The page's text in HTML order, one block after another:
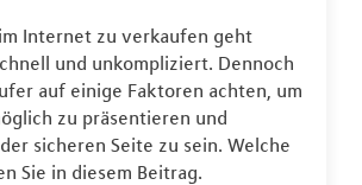
Internet zu verkaufen geht
und unkompliziert. Dennoch
auf einige Faktoren achten, um
zu präsentieren und
sicheren Seite zu sein. Welche
Sie in diesem Beitrag.